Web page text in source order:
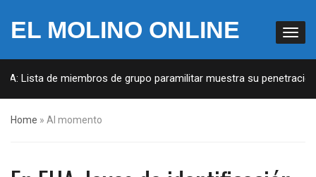
EL MOLINO ONLINE
Lista de miembros de grupo paramilitar muestra su penetración
Home » Al momento